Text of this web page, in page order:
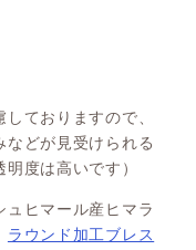
ておりますので、
どが見受けられる
度は高いです）
ヒマール産ヒマラ
ラウンド加工ブレス